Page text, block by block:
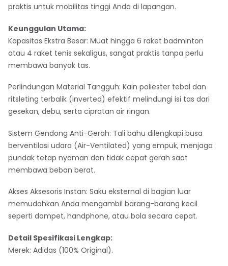
praktis untuk mobilitas tinggi Anda di lapangan.
Keunggulan Utama:
Kapasitas Ekstra Besar: Muat hingga 6 raket badminton
atau 4 raket tenis sekaligus, sangat praktis tanpa perlu
membawa banyak tas.
Perlindungan Material Tangguh: Kain poliester tebal dan
ritsleting terbalik (inverted) efektif melindungi isi tas dari
gesekan, debu, serta cipratan air ringan.
Sistem Gendong Anti-Gerah: Tali bahu dilengkapi busa
berventilasi udara (Air-Ventilated) yang empuk, menjaga
pundak tetap nyaman dan tidak cepat gerah saat
membawa beban berat.
Akses Aksesoris Instan: Saku eksternal di bagian luar
memudahkan Anda mengambil barang-barang kecil
seperti dompet, handphone, atau bola secara cepat.
Detail Spesifikasi Lengkap:
Merek: Adidas (100% Original).